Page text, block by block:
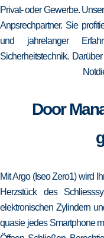
Privat- oder Gewerbe.
Anpsrechpartner. Sie
und jahrelanger
Sicherheitstechnik.
Door
Mit Argo (Iseo Zero1) wird
Herzstück des
elektronischen Zylindern
quasie jedes Smartphone